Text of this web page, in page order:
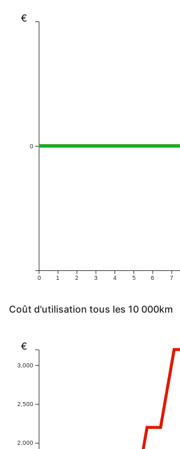
0 1 2 3 4 5 6 7
0
€
Coût d'utilisation tous les 10 000km
2,000
2,500
3,000
€